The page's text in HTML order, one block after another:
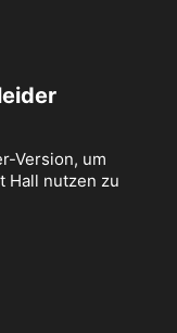
Version, um
Hall nutzen zu